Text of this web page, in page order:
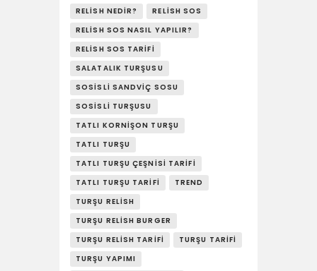
RELISH NEDIR?
RELISH SOS
RELISH SOS NASIL YAPILIR?
RELISH SOS TARIFI
SALATALIK TURŞUSU
SOSISLI SANDVIÇ SOSU
SOSISLI TURŞUSU
TATLI KORNIŞON TURŞU
TATLI TURŞU
TATLI TURŞU ÇEŞNISI TARIFI
TATLI TURŞU TARIFI
TREND
TURŞU RELISH
TURŞU RELISH BURGER
TURŞU RELISH TARIFI
TURŞU TARIFI
TURŞU YAPIMI